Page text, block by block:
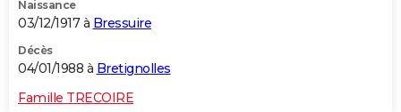
Naissance
03/12/1917 à Bressuire
Décès
04/01/1988 à Bretignolles
Famille TRECOIRE